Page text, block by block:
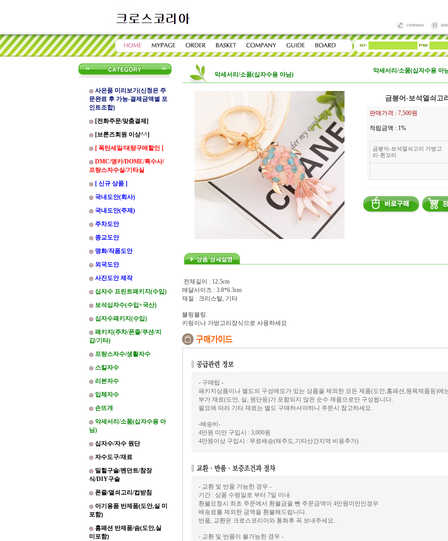
사은품 미리보기(신청은 주
문완료 후 가능-결제금액별 포
인트조합)
[전화주문/맞춤결제]
[브론즈회원 이상^^]
[ 폭탄세일/대량구매할인 ]
DMC/앵카/DOME/특수사/
프랑스자수실/기타실
[ 신규 상품 ]
국내도안(회사)
국내도안(주제)
주차도안
종교도안
명화/작품도안
외국도안
사진도안 제작
십자수 프린트패키지(수입)
보석십자수(수입+국산)
십자수패키지(수입)
패키지(주차/폰줄/쿠션/지
갑/기타)
프랑스자수/생활자수
스킬자수
리본자수
입체자수
손뜨개
악세서리/소품(십자수용 아
님)
십자수/자수 원단
자수도구/재료
밀힐구슬/펜던트/참장
식/DIY구슬
폰줄/열쇠고리/컵받침
아기용품 반제품(도안,실 미
포함)
홈패션 반제품/솜(도안,실
미포함)
악세서리/소품(십자수용 아님)
악세서리/소품(십자수용 아
금붕어-보석열쇠고
판매가격 : 7,500원
적립금액 : 1%
금붕어-보석열쇠고리 가방고
리-흰꼬리
전체길이 : 12.5cm
매달사이즈 : 3.8*6.3cm
재질 : 크리스탈, 기타
블링블링.
키링이나 가방고리장식으로 사용하세요
- 구매팁 -
패키지상품이나 별도의 구성메모가 있는 상품을 제외한 모든 제품(도안,홈패션,원목제품등)에
부가 재료(도안, 실, 원단등)가 포함되지 않은 순수 제품으로만 구성됩니다.
필요에 따라 기타 재료는 별도 구매하셔야하니 주문시 참고하세요.
-배송비-
4만원 미만 구입시 : 3,000원
4만원이상 구입시 : 무료배송(제주도,기타산간지역 비용추가)
- 교환 및 반품 가능한 경우 -
기간 : 상품 수령일로 부터 7일 이내
환불요청시 최초 주문에서 환불금을 뺀 주문금액이 4만원미만인경우
배송료를 제외한 금액을 환불해드립니다.
반품, 교환은 크로스코리아와 통화후 꼭 보내주세요.
- 교환 및 반품이 불가능한 경우 -